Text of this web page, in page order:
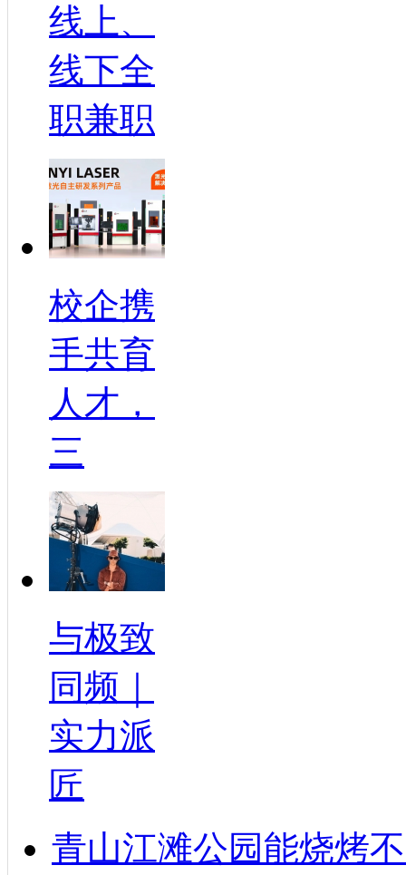
线上、
线下全
职兼职
校企携
手共育
人才，
三
与极致
同频｜
实力派
匠
青山江滩公园能烧烤